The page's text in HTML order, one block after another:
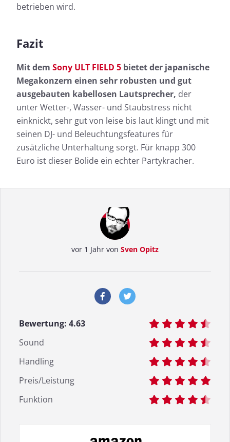
betrieben wird.
Fazit
Mit dem Sony ULT FIELD 5 bietet der japanische
Megakonzern einen sehr robusten und gut
ausgebauten kabellosen Lautsprecher, der
unter Wetter-, Wasser- und Staubstress nicht
einknickt, sehr gut von leise bis laut klingt und mit
seinen DJ- und Beleuchtungsfeatures für
zusätzliche Unterhaltung sorgt. Für knapp 300
Euro ist dieser Bolide ein echter Partykracher.
vor 1 Jahr von Sven Opitz
Bewertung: 4.63
Sound
Handling
Preis/Leistung
Funktion